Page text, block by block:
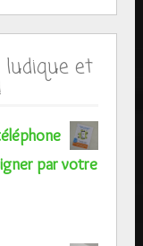
et
par votre